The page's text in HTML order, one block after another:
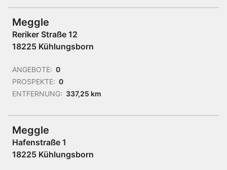
Meggle
Reriker Straße 12
18225 Kühlungsborn
ANGEBOTE: 0
PROSPEKTE: 0
ENTFERNUNG: 337,25 km
Meggle
Hafenstraße 1
18225 Kühlungsborn